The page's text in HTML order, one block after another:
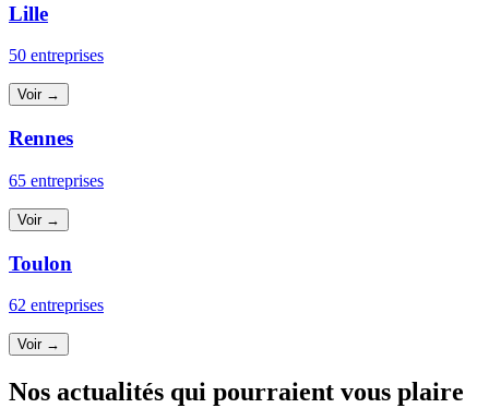
Lille
50 entreprises
Voir →
Rennes
65 entreprises
Voir →
Toulon
62 entreprises
Voir →
Nos actualités qui pourraient vous plaire